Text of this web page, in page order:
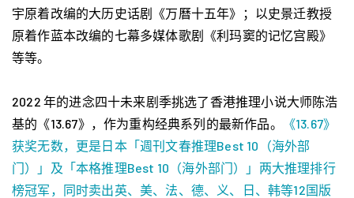
宇原着改编的大历史话剧《万曆十五年》；以史景迁教授
原着作蓝本改编的七幕多媒体歌剧《利玛窦的记忆宫殿》
等等。
2022 年的进念四十未来剧季挑选了香港推理小说大师陈浩
基的《13.67》，作为重构经典系列的最新作品。
《13.67》
获奖无数，更是日本「週刊文春推理Best 10（海外部
门）」及「本格推理Best 10（海外部门）」两大推理排行
榜冠军，同时卖出英、美、法、德、义、日、韩等12国版